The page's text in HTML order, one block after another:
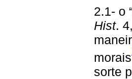
2.1- o
Hist.
morais
sorte